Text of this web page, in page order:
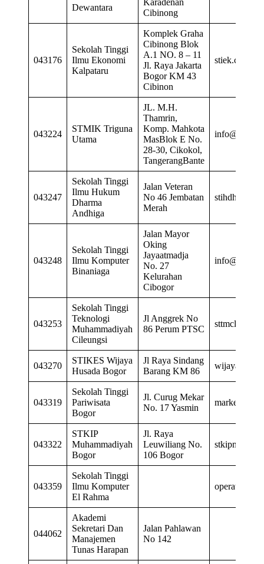
Dewantara
Cibinong
043176
Sekolah Tinggi
Ilmu Ekonomi
Kalpataru
Komplek Graha
Cibinong Blok
A.1 NO. 8 – 11
Jl. Raya Jakarta
Bogor KM 43
Cibinon
043224
STMIK Triguna
Utama
JL. M.H.
Thamrin,
Komp. Mahkota
MasBlok E No.
28-30, Cikokol,
TangerangBante
info@stmik-
043247
Sekolah Tinggi
Ilmu Hukum
Dharma
Andhiga
Jalan Veteran
No 46 Jembatan
Merah
043248
Sekolah Tinggi
Ilmu Komputer
Binaniaga
Jalan Mayor
Oking
Jayaatmadja
No. 27
Kelurahan
Cibogor
043253
Sekolah Tinggi
Teknologi
Muhammadiyah
Cileungsi
Jl Anggrek No
86 Perum PTSC
043270
STIKES Wijaya
Husada Bogor
Jl Raya Sindang
Barang KM 86
043319
Sekolah Tinggi
Pariwisata
Bogor
Jl. Curug Mekar
No. 17 Yasmin
043322
STKIP
Muhammadiyah
Bogor
Jl. Raya
Leuwiliang No.
106 Bogor
043359
Sekolah Tinggi
Ilmu Komputer
El Rahma
044062
Akademi
Sekretari Dan
Manajemen
Tunas Harapan
Jalan Pahlawan
No 142